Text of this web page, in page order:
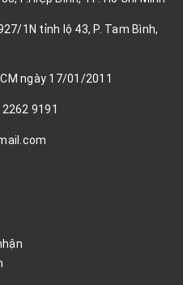
1N tỉnh lộ 43, P. Tam Bình,
ngày 17/01/2011
9191